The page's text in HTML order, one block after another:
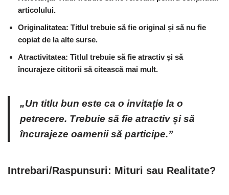
articolului.
Originalitatea: Titlul trebuie să fie original și să nu fie
copiat de la alte surse.
Atractivitatea: Titlul trebuie să fie atractiv și să
încurajeze cititorii să citească mai mult.
„Un titlu bun este ca o invitație la o
petrecere. Trebuie să fie atractiv și să
încurajeze oamenii să participe.”
Intrebari/Raspunsuri: Mituri sau Realitate?